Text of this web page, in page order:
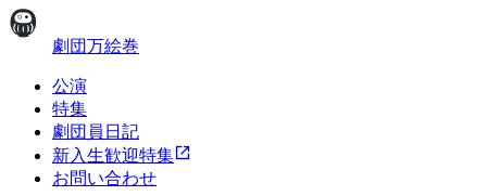
劇団万絵巻
公演
特集
劇団員日記
新入生歓迎特集
お問い合わせ